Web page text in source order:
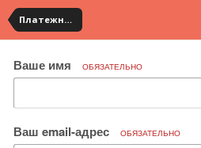
Платежная система ALIPAY и оплата банковскими картами
Ваше имя ОБЯЗАТЕЛЬНО
Ваш email-адрес ОБЯЗАТЕЛЬНО